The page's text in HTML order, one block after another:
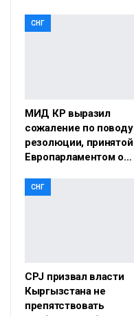
СНГ
МИД КР выразил
сожаление по поводу
резолюции, принятой
Европарламентом о…
СНГ
CPJ призвал власти
Кыргызстана не
препятствовать